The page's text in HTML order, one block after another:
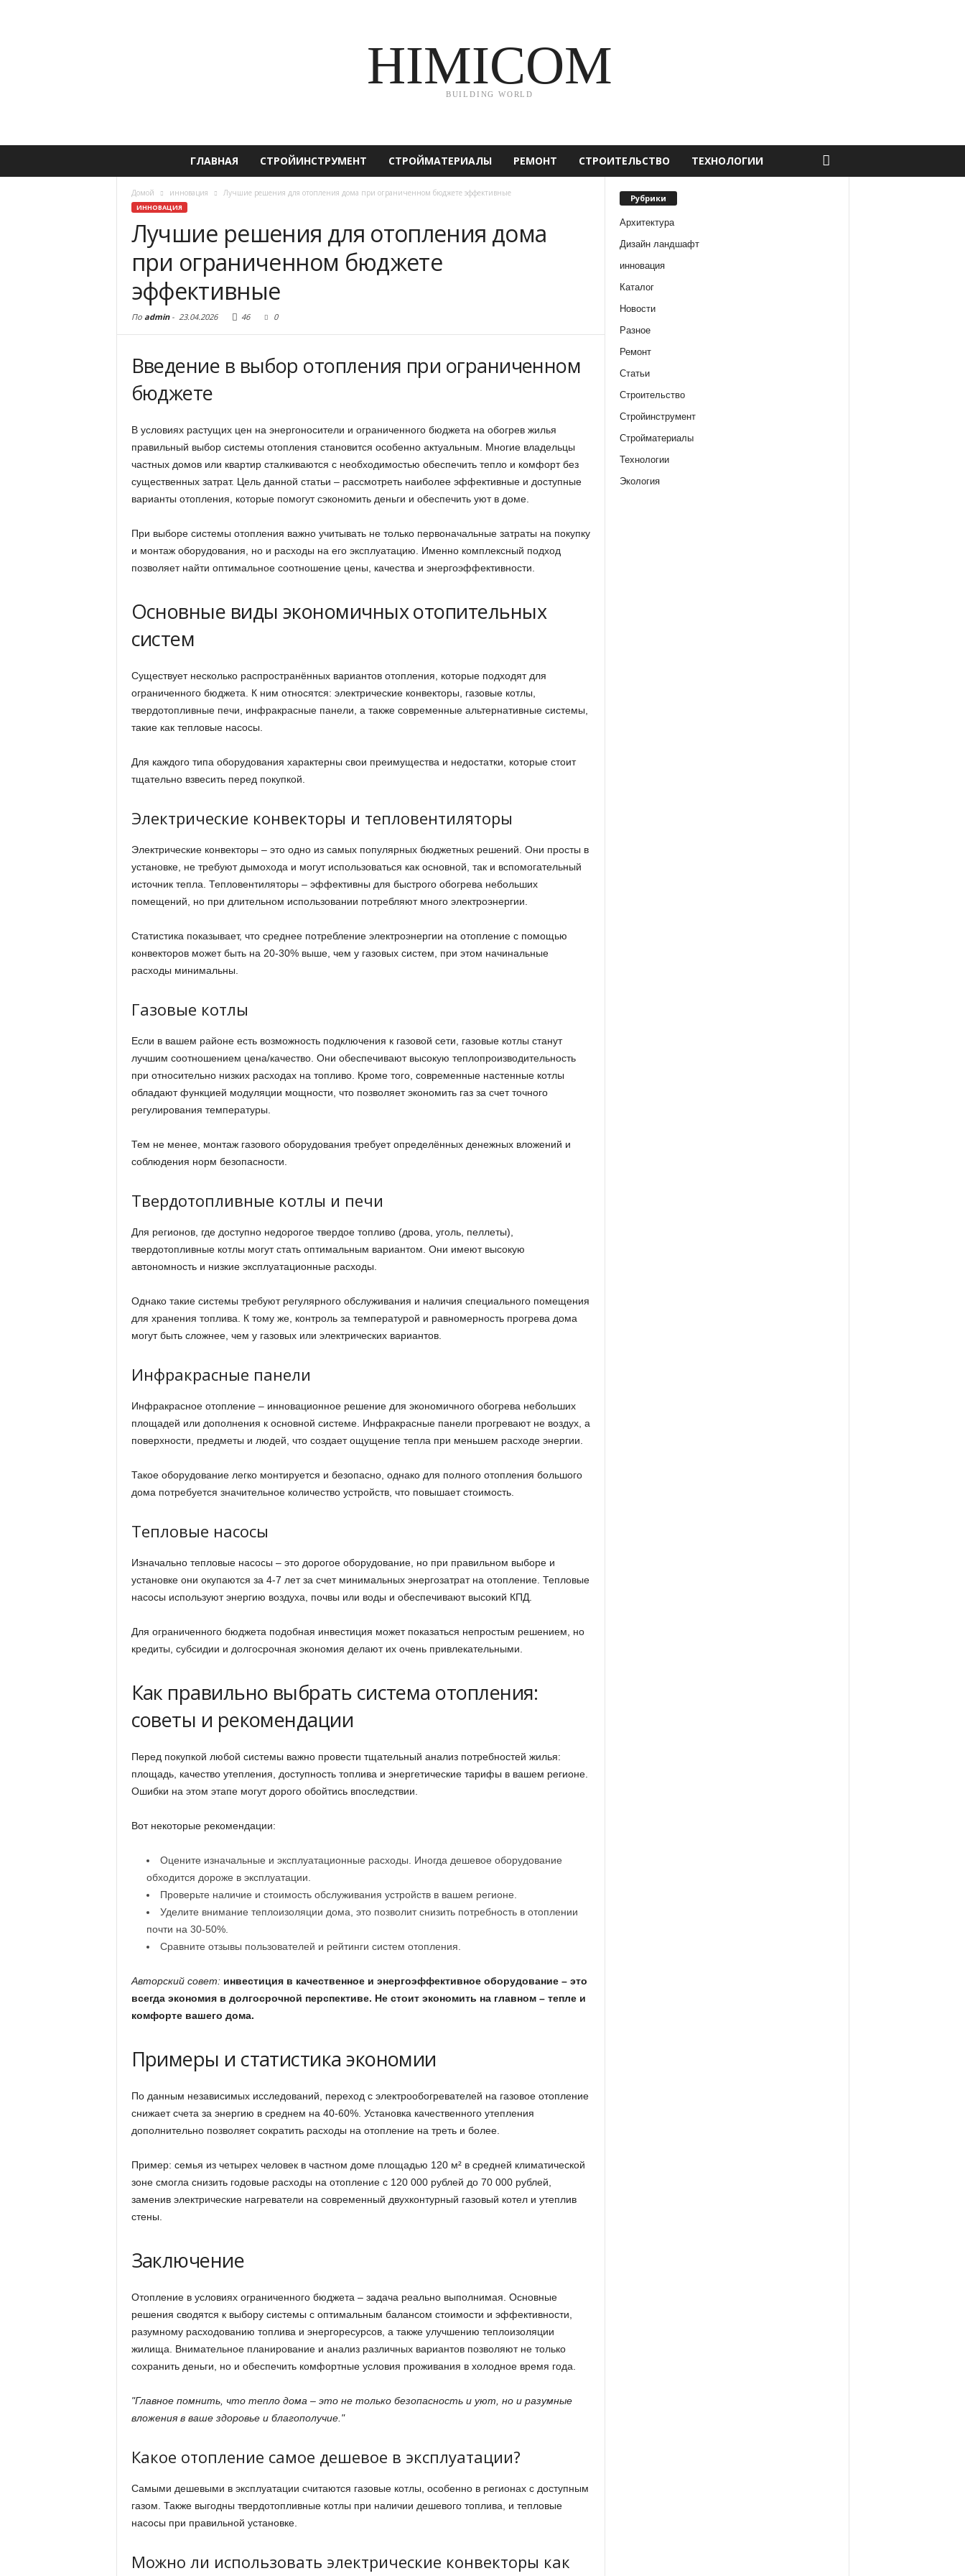
HIMICOM
BUILDING WORLD
ГЛАВНАЯ СТРОЙИНСТРУМЕНТ СТРОЙМАТЕРИАЛЫ РЕМОНТ СТРОИТЕЛЬСТВО ТЕХНОЛОГИИ
Домой инновация Лучшие решения для отопления дома при ограниченном бюджете эффективные
ИННОВАЦИЯ
Лучшие решения для отопления дома
при ограниченном бюджете
эффективные
По admin- 23.04.2026 46 0
Введение в выбор отопления при ограниченном
бюджете
В условиях растущих цен на энергоносители и ограниченного бюджета на обогрев жилья
правильный выбор системы отопления становится особенно актуальным. Многие владельцы
частных домов или квартир сталкиваются с необходимостью обеспечить тепло и комфорт без
существенных затрат. Цель данной статьи – рассмотреть наиболее эффективные и доступные
варианты отопления, которые помогут сэкономить деньги и обеспечить уют в доме.
При выборе системы отопления важно учитывать не только первоначальные затраты на покупку
и монтаж оборудования, но и расходы на его эксплуатацию. Именно комплексный подход
позволяет найти оптимальное соотношение цены, качества и энергоэффективности.
Основные виды экономичных отопительных
систем
Существует несколько распространённых вариантов отопления, которые подходят для
ограниченного бюджета. К ним относятся: электрические конвекторы, газовые котлы,
твердотопливные печи, инфракрасные панели, а также современные альтернативные системы,
такие как тепловые насосы.
Для каждого типа оборудования характерны свои преимущества и недостатки, которые стоит
тщательно взвесить перед покупкой.
Электрические конвекторы и тепловентиляторы
Электрические конвекторы – это одно из самых популярных бюджетных решений. Они просты в
установке, не требуют дымохода и могут использоваться как основной, так и вспомогательный
источник тепла. Тепловентиляторы – эффективны для быстрого обогрева небольших
помещений, но при длительном использовании потребляют много электроэнергии.
Статистика показывает, что среднее потребление электроэнергии на отопление с помощью
конвекторов может быть на 20-30% выше, чем у газовых систем, при этом начинальные
расходы минимальны.
Газовые котлы
Если в вашем районе есть возможность подключения к газовой сети, газовые котлы станут
лучшим соотношением цена/качество. Они обеспечивают высокую теплопроизводительность
при относительно низких расходах на топливо. Кроме того, современные настенные котлы
обладают функцией модуляции мощности, что позволяет экономить газ за счет точного
регулирования температуры.
Тем не менее, монтаж газового оборудования требует определённых денежных вложений и
соблюдения норм безопасности.
Твердотопливные котлы и печи
Для регионов, где доступно недорогое твердое топливо (дрова, уголь, пеллеты),
твердотопливные котлы могут стать оптимальным вариантом. Они имеют высокую
автономность и низкие эксплуатационные расходы.
Однако такие системы требуют регулярного обслуживания и наличия специального помещения
для хранения топлива. К тому же, контроль за температурой и равномерность прогрева дома
могут быть сложнее, чем у газовых или электрических вариантов.
Инфракрасные панели
Инфракрасное отопление – инновационное решение для экономичного обогрева небольших
площадей или дополнения к основной системе. Инфракрасные панели прогревают не воздух, а
поверхности, предметы и людей, что создает ощущение тепла при меньшем расходе энергии.
Такое оборудование легко монтируется и безопасно, однако для полного отопления большого
дома потребуется значительное количество устройств, что повышает стоимость.
Тепловые насосы
Изначально тепловые насосы – это дорогое оборудование, но при правильном выборе и
установке они окупаются за 4-7 лет за счет минимальных энергозатрат на отопление. Тепловые
насосы используют энергию воздуха, почвы или воды и обеспечивают высокий КПД.
Для ограниченного бюджета подобная инвестиция может показаться непростым решением, но
кредиты, субсидии и долгосрочная экономия делают их очень привлекательными.
Как правильно выбрать система отопления:
советы и рекомендации
Перед покупкой любой системы важно провести тщательный анализ потребностей жилья:
площадь, качество утепления, доступность топлива и энергетические тарифы в вашем регионе.
Ошибки на этом этапе могут дорого обойтись впоследствии.
Вот некоторые рекомендации:
Оцените изначальные и эксплуатационные расходы. Иногда дешевое оборудование
обходится дороже в эксплуатации.
Проверьте наличие и стоимость обслуживания устройств в вашем регионе.
Уделите внимание теплоизоляции дома, это позволит снизить потребность в отоплении
почти на 30-50%.
Сравните отзывы пользователей и рейтинги систем отопления.
Авторский совет: инвестиция в качественное и энергоэффективное оборудование – это
всегда экономия в долгосрочной перспективе. Не стоит экономить на главном – тепле и
комфорте вашего дома.
Примеры и статистика экономии
По данным независимых исследований, переход с электрообогревателей на газовое отопление
снижает счета за энергию в среднем на 40-60%. Установка качественного утепления
дополнительно позволяет сократить расходы на отопление на треть и более.
Пример: семья из четырех человек в частном доме площадью 120 м² в средней климатической
зоне смогла снизить годовые расходы на отопление с 120 000 рублей до 70 000 рублей,
заменив электрические нагреватели на современный двухконтурный газовый котел и утеплив
стены.
Заключение
Отопление в условиях ограниченного бюджета – задача реально выполнимая. Основные
решения сводятся к выбору системы с оптимальным балансом стоимости и эффективности,
разумному расходованию топлива и энергоресурсов, а также улучшению теплоизоляции
жилища. Внимательное планирование и анализ различных вариантов позволяют не только
сохранить деньги, но и обеспечить комфортные условия проживания в холодное время года.
Главное помнить, что тепло дома – это не только безопасность и уют, но и разумные
вложения в ваше здоровье и благополучие.
Какое отопление самое дешевое в эксплуатации?
Самыми дешевыми в эксплуатации считаются газовые котлы, особенно в регионах с доступным
газом. Также выгодны твердотопливные котлы при наличии дешевого топлива, и тепловые
насосы при правильной установке.
Можно ли использовать электрические конвекторы как
Рубрики
Архитектура
Дизайн ландшафт
инновация
Каталог
Новости
Разное
Ремонт
Статьи
Строительство
Стройинструмент
Стройматериалы
Технологии
Экология